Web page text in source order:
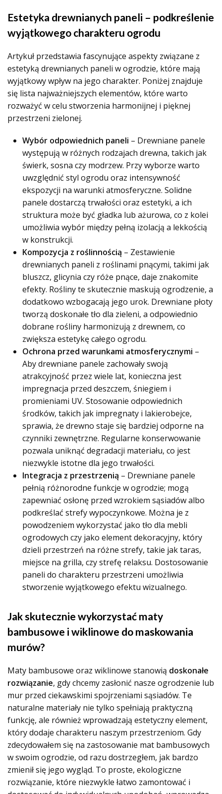
Estetyka drewnianych paneli – podkreślenie
wyjątkowego charakteru ogrodu
Artykuł przedstawia fascynujące aspekty związane z
estetyką drewnianych paneli w ogrodzie, które mają
wyjątkowy wpływ na jego charakter. Poniżej znajduje
się lista najważniejszych elementów, które warto
rozważyć w celu stworzenia harmonijnej i pięknej
przestrzeni zielonej.
Wybór odpowiednich paneli – Drewniane panele
występują w różnych rodzajach drewna, takich jak
świerk, sosna czy modrzew. Przy wyborze warto
uwzględnić styl ogrodu oraz intensywność
ekspozycji na warunki atmosferyczne. Solidne
panele dostarczą trwałości oraz estetyki, a ich
struktura może być gładka lub ażurowa, co z kolei
umożliwia wybór między pełną izolacją a lekkością
w konstrukcji.
Kompozycja z roślinnością – Zestawienie
drewnianych paneli z roślinami pnącymi, takimi jak
bluszcz, glicynia czy róże pnące, daje znakomite
efekty. Rośliny te skutecznie maskują ogrodzenie, a
dodatkowo wzbogacają jego urok. Drewniane płoty
tworzą doskonałe tło dla zieleni, a odpowiednio
dobrane rośliny harmonizują z drewnem, co
zwiększa estetykę całego ogrodu.
Ochrona przed warunkami atmosferycznymi –
Aby drewniane panele zachowały swoją
atrakcyjność przez wiele lat, konieczna jest
impregnacja przed deszczem, śniegiem i
promieniami UV. Stosowanie odpowiednich
środków, takich jak impregnaty i lakierobejce,
sprawia, że drewno staje się bardziej odporne na
czynniki zewnętrzne. Regularne konserwowanie
pozwala uniknąć degradacji materiału, co jest
niezwykle istotne dla jego trwałości.
Integracja z przestrzenią – Drewniane panele
pełnią różnorodne funkcje w ogrodzie; mogą
zapewniać osłonę przed wzrokiem sąsiadów albo
podkreślać strefy wypoczynkowe. Można je z
powodzeniem wykorzystać jako tło dla mebli
ogrodowych czy jako element dekoracyjny, który
dzieli przestrzeń na różne strefy, takie jak taras,
miejsce na grilla, czy strefę relaksu. Dostosowanie
paneli do charakteru przestrzeni umożliwia
stworzenie wyjątkowego efektu wizualnego.
Jak skutecznie wykorzystać maty
bambusowe i wiklinowe do maskowania
murów?
Maty bambusowe oraz wiklinowe stanowią doskonałe
rozwiązanie, gdy chcemy zasłonić nasze ogrodzenie lub
mur przed ciekawskimi spojrzeniami sąsiadów. Te
naturalne materiały nie tylko spełniają praktyczną
funkcję, ale również wprowadzają estetyczny element,
który dodaje charakteru naszym przestrzeniom. Gdy
zdecydowałem się na zastosowanie mat bambusowych
w swoim ogrodzie, od razu dostrzegłem, jak bardzo
zmienił się jego wygląd. To proste, ekologiczne
rozwiązanie, które niezwykle łatwo zamontować i